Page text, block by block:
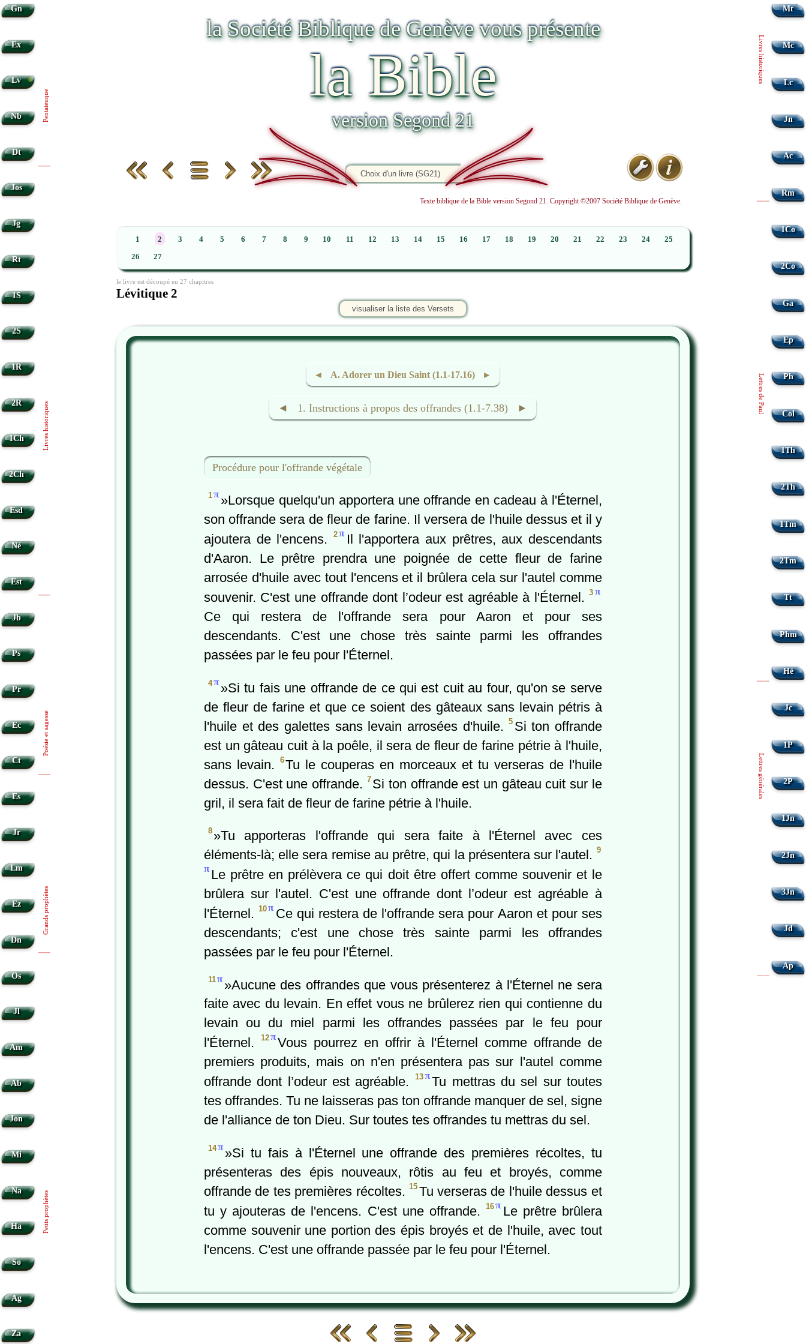
la Société Biblique de Genève vous présente
la Bible
version Segond 21
Texte biblique de la Bible version Segond 21. Copyright ©2007 Société Biblique de Genève.
1 2 3 4 5 6 7 8 9 10 11 12 13 14 15 16 17 18 19 20 21 22 23 24 25
26 27
le livre est découpé en 27 chapitres
Lévitique 2
visualiser la liste des Versets
◄ A. Adorer un Dieu Saint (1.1-17.16) ►
◄ 1. Instructions à propos des offrandes (1.1-7.38) ►
Procédure pour l'offrande végétale
1π »Lorsque quelqu'un apportera une offrande en cadeau à l'Éternel,
son offrande sera de fleur de farine. Il versera de l'huile dessus et il y
ajoutera de l'encens.
2π Il l'apportera aux prêtres, aux descendants
d'Aaron. Le prêtre prendra une poignée de cette fleur de farine
arrosée d'huile avec tout l'encens et il brûlera cela sur l'autel comme
souvenir. C'est une offrande dont l’odeur est agréable à l'Éternel.3 π
Ce qui restera de l'offrande sera pour Aaron et pour ses
descendants. C'est une chose très sainte parmi les offrandes
passées par le feu pour l'Éternel.
4π »Si tu fais une offrande de ce qui est cuit au four, qu'on se serve
de fleur de farine et que ce soient des gâteaux sans levain pétris à
l'huile et des galettes sans levain arrosées d'huile.5 Si ton offrande
est un gâteau cuit à la poêle, il sera de fleur de farine pétrie à l'huile,
sans levain.
6Tu le couperas en morceaux et tu verseras de l'huile
dessus. C'est une offrande. 7 Si ton offrande est un gâteau cuit sur le
gril, il sera fait de fleur de farine pétrie à l'huile.
8 »Tu apporteras l'offrande qui sera faite à l'Éternel avec ces
éléments-là; elle sera remise au prêtre, qui la présentera sur l'autel. 9
π Le prêtre en prélèvera ce qui doit être offert comme souvenir et le
brûlera sur l'autel. C'est une offrande dont l’odeur est agréable à
l'Éternel.10π Ce qui restera de l'offrande sera pour Aaron et pour ses
descendants; c'est une chose très sainte parmi les offrandes
passées par le feu pour l'Éternel.
11π »Aucune des offrandes que vous présenterez à l'Éternel ne sera
faite avec du levain. En effet vous ne brûlerez rien qui contienne du
levain ou du miel parmi les offrandes passées par le feu pour
l'Éternel.
12πVous pourrez en offrir à l'Éternel comme offrande de
premiers produits, mais on n'en présentera pas sur l'autel comme
offrande dont l’odeur est agréable.
13πTu mettras du sel sur toutes
tes offrandes. Tu ne laisseras pas ton offrande manquer de sel, signe
de l'alliance de ton Dieu. Sur toutes tes offrandes tu mettras du sel.
14π »Si tu fais à l'Éternel une offrande des premières récoltes, tu
présenteras des épis nouveaux, rôtis au feu et broyés, comme
offrande de tes premières récoltes.15 Tu verseras de l'huile dessus et
tu y ajouteras de l'encens. C'est une offrande.16π Le prêtre brûlera
comme souvenir une portion des épis broyés et de l'huile, avec tout
l'encens. C'est une offrande passée par le feu pour l'Éternel.
Gn
Ex
Lv
Nb
Dt
Jos
Jg
Rt
1S
2S
1R
2R
1Ch
2Ch
Esd
Né
Est
Jb
Ps
Pr
Ec
Ct
Es
Jr
Lm
Ez
Dn
Os
Jl
Am
Ab
Jon
Mi
Na
Ha
So
Ag
Za
Mt
Mc
Lc
Jn
Ac
Rm
1Co
2Co
Ga
Ep
Ph
Col
1Th
2Th
1Tm
2Tm
Tt
Phm
Hé
Jc
1P
2P
1Jn
2Jn
3Jn
Jd
Ap
Pentateuque
|
|
Livres historiques
|
|
Poésie et sagesse
Grands prophètes
Petits prophètes
Livres historiques
Lettres de Paul
Lettres générales
||
•